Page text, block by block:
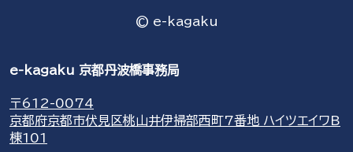
© e-kagaku
e-kagaku 京都丹波橋事務局
〒612-0074
京都府京都市伏見区桃山井伊掃部西町7番地 ハイツエイワB
棟101